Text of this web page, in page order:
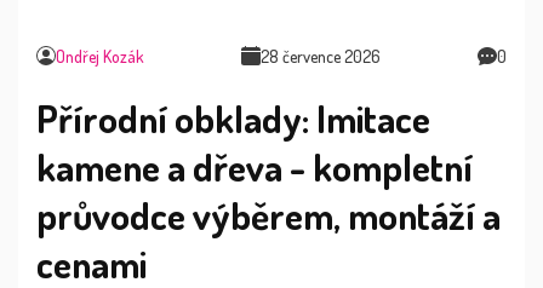
Ondřej Kozák 28 července 2026 0
Přírodní obklady: Imitace
kamene a dřeva - kompletní
průvodce výběrem, montáží a
cenami